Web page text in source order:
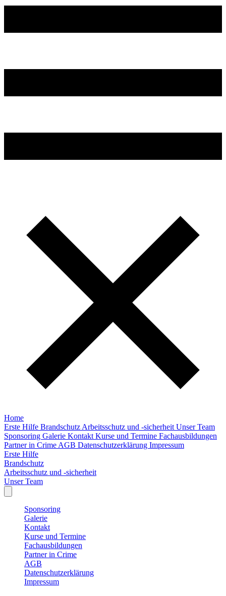
Home
Erste Hilfe Brandschutz Arbeitsschutz und -sicherheit Unser Team
Sponsoring Galerie Kontakt Kurse und Termine Fachausbildungen
Partner in Crime AGB Datenschutzerklärung Impressum
Erste Hilfe
Brandschutz
Arbeitsschutz und -sicherheit
Unser Team
Sponsoring
Galerie
Kontakt
Kurse und Termine
Fachausbildungen
Partner in Crime
AGB
Datenschutzerklärung
Impressum